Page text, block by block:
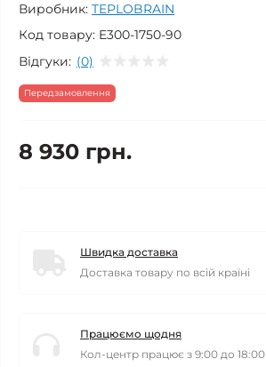
Виробник: TEPLOBRAIN
Код товару: E300-1750-90
Відгуки: (0)
Передзамовлення
8 930 грн.
Швидка доставка
Доставка товару по всій країні
Працюємо щодня
Кол-центр працює з 9:00 до 18:00